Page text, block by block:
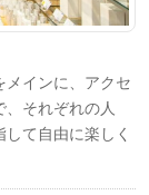
メインに、アクセ
それぞれの人
て自由に楽しく